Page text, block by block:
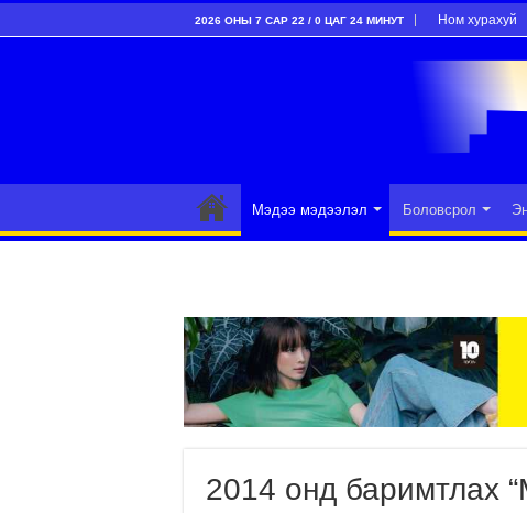
2026 ОНЫ 7 САР 22 / 0 ЦАГ 24 МИНУТ Ном хурахуй
Мэдээ мэдээлэл Боловсрол
2014 онд баримтлах